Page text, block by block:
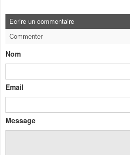
Ecrire un commentaire
Commenter
Nom
Email
Message